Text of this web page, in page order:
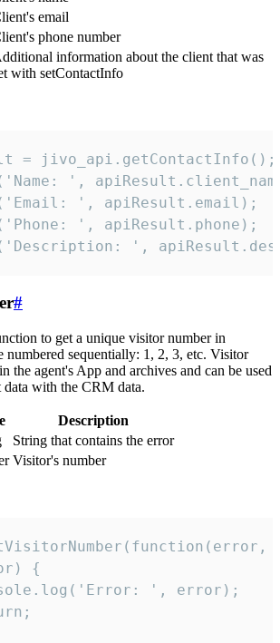
email
phone number
information about the client that was
with setContactInfo
= jivo_api.getContactInfo();
',
', apiResult.email);
', apiResult.phone);
',
#
to get a unique visitor number in
numbered sequentially: 1, 2, 3, etc. Visitor
the agent's App and archives and can be used
data with the CRM data.
Description
String that contains the error
Visitor's number
{
', error);